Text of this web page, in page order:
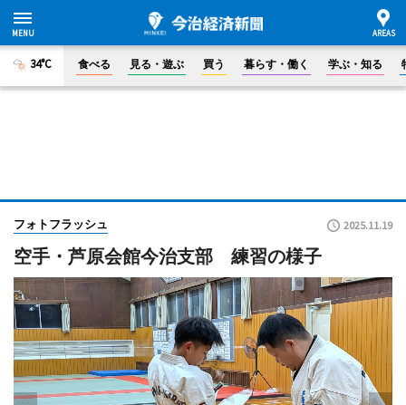
34°C 食べる 見る・遊ぶ 買う 暮らす・働く 学ぶ・知る
フォトフラッシュ 2025.11.19
空手・芦原会館今治支部 練習の様子